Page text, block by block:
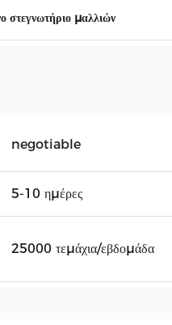
στεγνωτήριο μαλλιών
negotiable
5-10 ημέρες
25000 τεμάχια/εβδομάδα